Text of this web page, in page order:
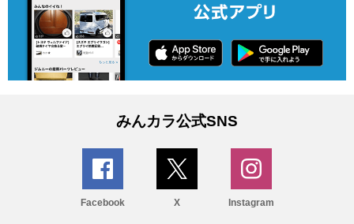
みんカラ公式SNS
Facebook X Instagram